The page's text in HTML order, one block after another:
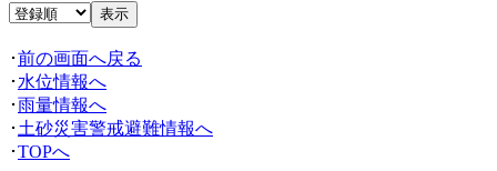
･前の画面へ戻る
･ 水位情報へ
･雨量情報へ
･ 土砂災害警戒避難情報へ
･TOPへ